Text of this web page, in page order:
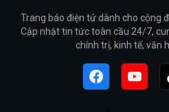
Trang báo điện tử dành cho cộng
Cập nhật tin tức toàn cầu 24/7,
chính trị, kinh tế, văn